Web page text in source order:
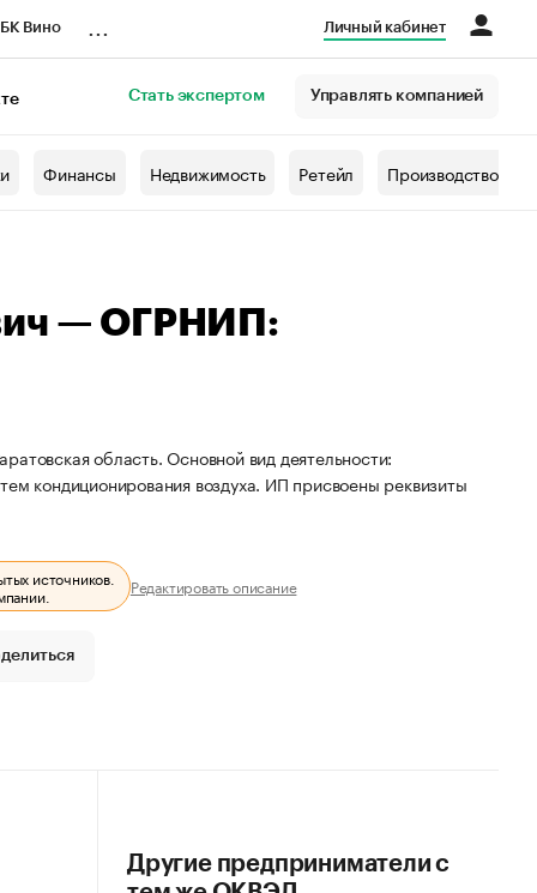
Вино Личный кабинет
Стать экспертом Управлять компанией
Финансы Недвижимость Ретейл Производство
— ОГРНИП:
область. Основной вид деятельности:
кондиционирования воздуха. ИП присвоены реквизиты
источников.
Редактировать описание
Другие предприниматели с